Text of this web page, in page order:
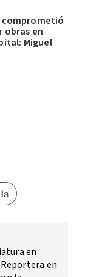
comprometió
obras en
Miguel
en
en